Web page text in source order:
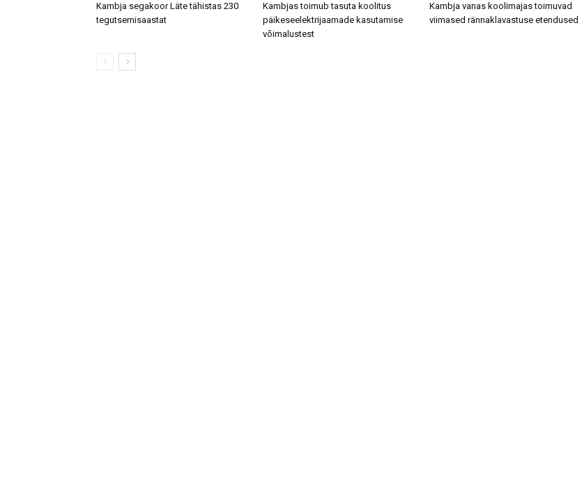
Kambja segakoor Läte tähistas 230
tegutsemisaastat
Kambjas toimub tasuta koolitus
päikeseelektrijaamade kasutamise
võimalustest
Kambja vanas koolimajas toimuvad
viimased rännaklavastuse etendused